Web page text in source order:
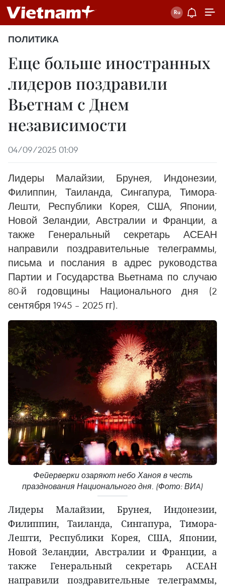
ПОЛИТИКА
Еще больше иностранных
лидеров поздравили
Вьетнам с Днем
независимости
04/09/2025 01:09
Лидеры Малайзии, Брунея, Индонезии,
Филиппин, Таиланда, Сингапура, Тимора-
Лешти, Республики Корея, США, Японии,
Новой Зеландии, Австралии и Франции, а
также Генеральный секретарь АСЕАН
направили поздравительные телеграммы,
письма и послания в адрес руководства
Партии и Государства Вьетнама по случаю
80-й годовщины Национального дня (2
сентября 1945 – 2025 гг).
Фейерверки озаряют небо Ханоя в честь
празднования Национального дня. (Фото: ВИA)
Лидеры Малайзии, Брунея, Индонезии,
Филиппин, Таиланда, Сингапура, Тимора-
Лешти, Республики Корея, США, Японии,
Новой Зеландии, Австралии и Франции, а
также Генеральный секретарь АСЕАН
направили поздравительные телеграммы,